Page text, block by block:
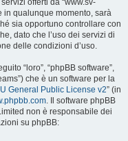
offerti da “www.sv-
in qualunque momento, sarà
sia opportuno controllare con
dato che l’uso dei servizi di
delle condizioni d’uso.
“loro”, “phpBB software”,
che è un software per la
General Public License v2” (in
. Il software phpBB
non è responsabile dei
su phpBB: